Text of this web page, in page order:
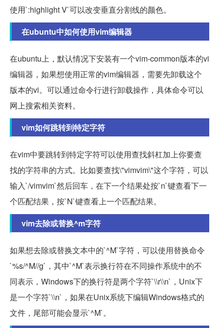
使用`:highlight V`可以改变垂直分割线的颜色。
在ubuntu中如何使用vim编辑器
在ubuntu上，默认情况下安装有一个vim-common版本的vi
编辑器，如果想使用正常的vim编辑器，需要先卸载这个
版本的vi。可以通过命令行进行卸载操作，具体命令可以
网上搜索相关资料。
vim如何跳转到特定字符
在vim中要跳转到特定字符可以使用查找斜杠加上你要查
找的字符串的方式。比如要查找\"vimvim\"这个字符，可以
输入`/vimvim`然后回车，在下一个结果处按`n`键查看下一
个匹配结果，按`N`键查看上一个匹配结果。
vim去除或替换^m字符
如果想去除或替换文本中的`^M`字符，可以使用替换命令
`%s/^M//g`，其中`^M`表示换行符在不同操作系统中的不
同表示，Windows下的换行符是两个字符`\\r\\n`，Unix下
是一个字符`\\n`，如果在Unix系统下编辑Windows格式的
文件，尾部可能会显示`^M`。